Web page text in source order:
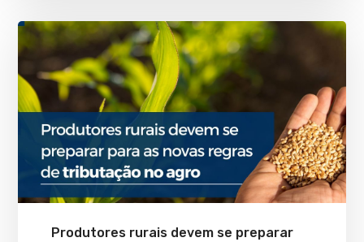
Produtores rurais devem se preparar